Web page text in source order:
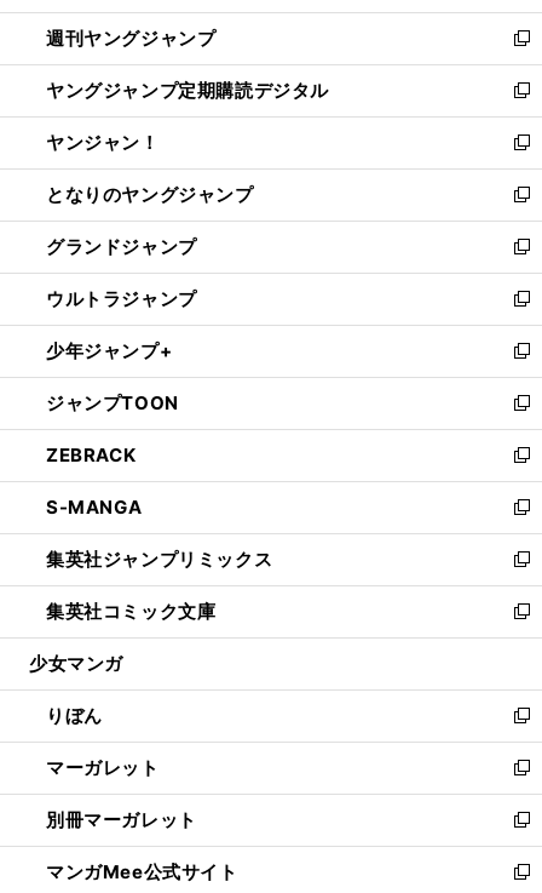
開
く
ウ
で
開
く
ン
ド
ウ
で
開
く
ウ
ィ
ン
ド
ウ
で
開
く
週刊ヤングジャンプ
新
し
い
ウ
ィ
ン
ド
ウ
で
開
く
ヤングジャンプ定期購読デジタル
新
し
い
ウ
ィ
ン
ド
ウ
で
開
く
ヤンジャン！
新
し
い
ウ
ィ
ン
ド
ウ
で
開
く
となりのヤングジャンプ
新
し
い
ウ
ィ
ン
ド
ウ
で
開
く
グランドジャンプ
新
し
い
ウ
ィ
ン
ド
ウ
で
開
く
ウルトラジャンプ
新
し
い
ウ
ィ
ン
ド
ウ
で
開
く
少年ジャンプ+
新
し
い
ウ
ィ
ン
ド
ウ
で
開
く
ジャンプTOON
新
し
い
ウ
ィ
ン
ド
ウ
で
開
ZEBRACK
新
し
い
ウ
ィ
ン
ド
ウ
開
く
S-MANGA
新
し
い
ウ
ィ
ン
ウ
で
開
く
集英社ジャンプリミックス
新
し
い
ウ
ン
ド
ウ
で
開
く
集英社コミック文庫
新
し
ウ
ィ
ン
ド
ウ
で
開
く
少女マンガ
りぼん
新
し
い
ウ
ィ
ン
ド
マーガレット
新
し
い
ウ
ィ
別冊マーガレット
新
し
い
マンガMee公式サイト
新